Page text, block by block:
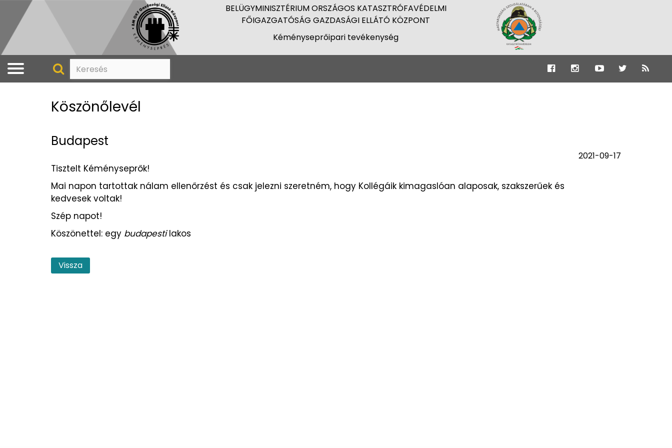
BELÜGYMINISZTÉRIUM ORSZÁGOS KATASZTRÓFAVÉDELMI
FŐIGAZGATÓSÁG GAZDASÁGI ELLÁTÓ KÖZPONT
Kéményseprőipari tevékenység
Köszönőlevél
Budapest
2021-09-17
Tisztelt Kéményseprők!
Mai napon tartottak nálam ellenőrzést és csak jelezni szeretném, hogy Kollégáik kimagaslóan alaposak, szakszerűek és
kedvesek voltak!
Szép napot!
Köszönettel: egy budapestilakos
Vissza